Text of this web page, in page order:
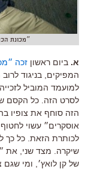
״מכונת
א. ביום ראשון זכה
המפיקים, בניגוד
למועמד המוביל
לסרט הזה. כל הקסם
הזה סוחף את צופיו
אוסקרים״ עשוי
לכותרת הזאת. כל כך
שיקרה. מצד שני, את
של קן לואץ׳, ומי